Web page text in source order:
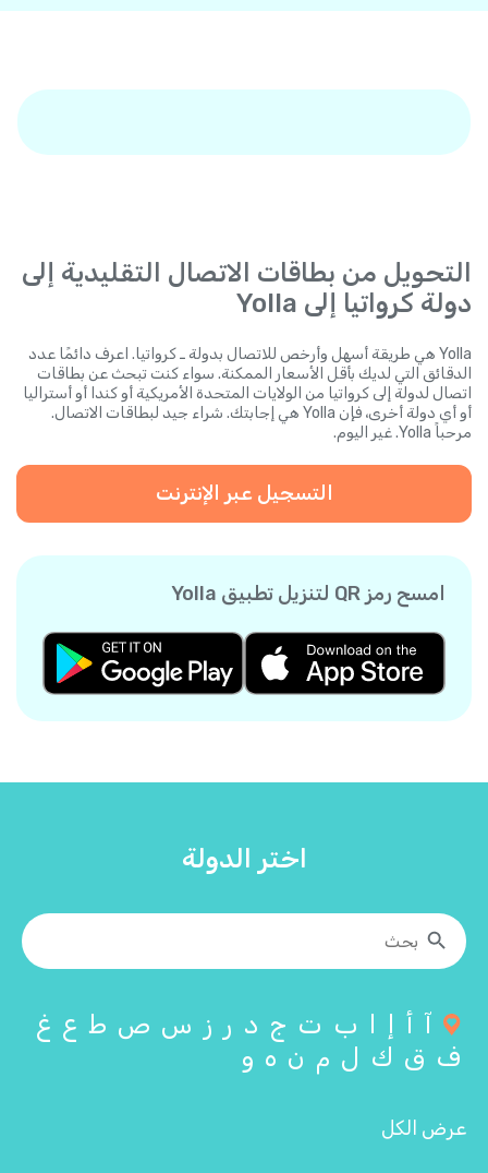
التحويل من بطاقات الاتصال التقليدية إلى
دولة كرواتيا إلى Yolla
Yolla هي طريقة أسهل وأرخص للاتصال بدولة ـ كرواتيا. اعرف دائمًا عدد
الدقائق التي لديك بأقل الأسعار الممكنة. سواء كنت تبحث عن بطاقات
اتصال لدولة إلى كرواتيا من الولايات المتحدة الأمريكية أو كندا أو أستراليا
أو أي دولة أخرى، فإن Yolla هي إجابتك. شراء جيد لبطاقات الاتصال.
مرحباً Yolla. غير اليوم.
التسجيل عبر الإنترنت
امسح رمز QR لتنزيل تطبيق Yolla
اختر الدولة
آ أ إ ا ب ت ج د ر ز س ص ط ع غ
ف ق ك ل م ن ه و
عرض الكل